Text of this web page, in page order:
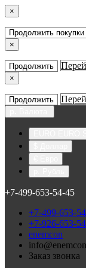
×
Продолжить покупки
×
Продолжить
×
Продолжить
+7-499-653-54-45
+7-499-653-
+7-926-653-
enemcon
Заказ звонка